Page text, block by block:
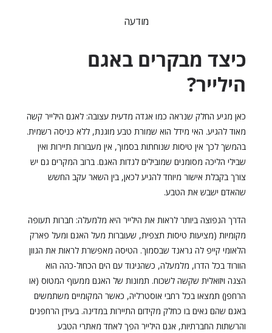
מודעה
כיצד מבקרים באגם
הילייר?
כאן מגיע החלק שנראה כמו אגדה מדעית עצובה: לאגם הילייר קשה
מאוד להגיע. האי מידל הוא שמורת טבע מוגנת, ללא כניסה רשמית.
בהמשך לכך אין טיסות שנוחתות בסמוך, אין מעבורות תיירות ואין
שבילי הליכה מסומנים שמובילים לגדות האגם. ברוב המקרים גם יש
צורך בקבלת אישור מיוחד להגיע לכאן, בין השאר עקב החשש
שהאדם ישבש את הטבע.
הדרך הנפוצה ביותר לראות את הילייר היא מלמעלה: חברות תעופה
מקומיות (מציעות טיסות תצפית, שעוברות מעל האגם ומעל פארק
הלאומי קייפ לה גראנד שבסמוך. הטיסה מאפשרת לראות את הגוון
הוורוד בכל הדרו, מלמעלה, כשהניגוד עם הים הכחול-כהה הוא
הצגה ויזואלית שקשה לשכוח. תמונות של האגם ממעוף המטוס (או
הרחפן) תמצאו בכל רחבי אוסטרליה, כאשר המקומיים משתמשים
באגם שהם גאים בו כחלק מקידום התיירות במדינה. בעידן הרחפנים
והרשתות החברתיות, אגם הילייר הפך לאחד מאתרי הטבע